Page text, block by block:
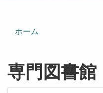
ホーム
専門図書館